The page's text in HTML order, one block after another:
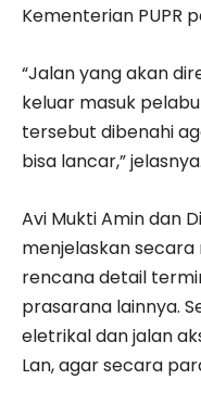
Kementerian PUPR
“Jalan yang akan
keluar masuk
tersebut dibenahi
bisa lancar,” jelasnya.
Avi Mukti Amin dan
menjelaskan
rencana detail
prasarana lainnya.
eletrikal dan jalan
Lan, agar secara